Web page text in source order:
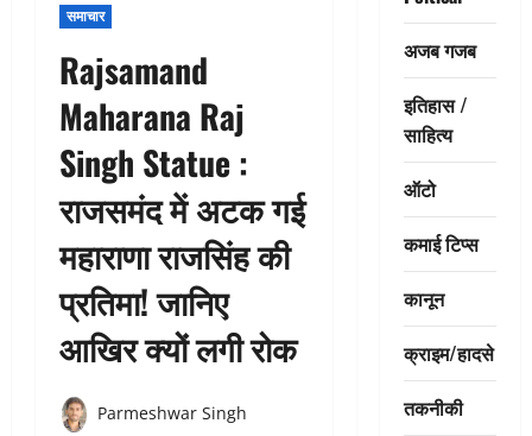
समाचार
Rajsamand
Maharana Raj
Singh Statue :
राजसमंद में अटक गई
महाराणा राजसिंह की
प्रतिमा! जानिए
आखिर क्यों लगी रोक
Parmeshwar Singh
अजब गजब
इतिहास /
साहित्य
ऑटो
कमाई टिप्स
कानून
क्राइम/हादसे
तकनीकी